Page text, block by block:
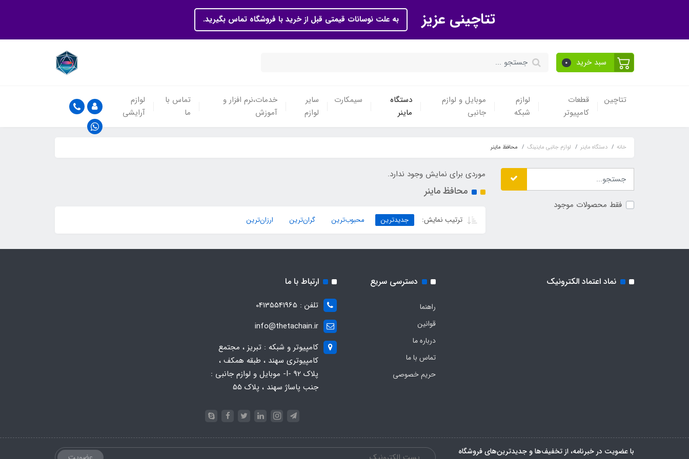
تتاچینی عزیز به علت نوسانات قیمتی قبل از خرید با فروشگاه تماس بگیرید.
سبد خرید 0
تتاچین
قطعات
کامپیوتر
لوازم
شبکه
موبایل و لوازم
جانبی
دستگاه
ماینر
سیمکارت
سایر
لوازم
خدمات،نرم افزار و
آموزش
تماس با
ما
لوازم
آرایشی
خانه دستگاه ماینر لوازم جانبی ماینینگ محافظ ماینر
فقط محصولات موجود
موردی برای نمایش وجود ندارد.
محافظ ماینر
ترتیب نمایش: جدیدترین محبوب‌ترین گران‌ترین ارزان‌ترین
نماد اعتماد الکترونیک دسترسی سریع
راهنما
قوانین
درباره ما
تماس با ما
حریم خصوصی
ارتباط با ما
تلفن : 04135541965
info@thetachain.ir
کامپیوتر و شبکه : تبریز ، مجتمع
کامپیوتری سهند ، طبقه همکف ،
پلاک 92 -I- موبایل و لوازم جانبی :
جنب پاساژ سهند ، پلاک 55
با عضویت در خبرنامه، از تخفیف‌ها و جدیدترین‌های فروشگاه